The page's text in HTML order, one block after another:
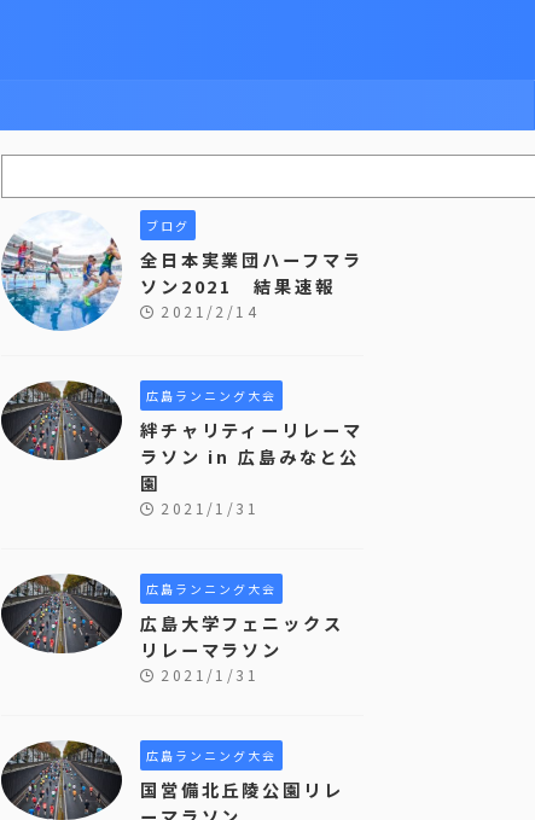
ブログ
全日本実業団ハーフマラ
ソン2021 結果速報
2021/2/14
広島ランニング大会
絆チャリティーリレーマ
ラソン in 広島みなと公
園
2021/1/31
広島ランニング大会
広島大学フェニックス
リレーマラソン
2021/1/31
広島ランニング大会
国営備北丘陵公園リレ